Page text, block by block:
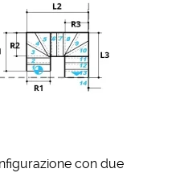
con due